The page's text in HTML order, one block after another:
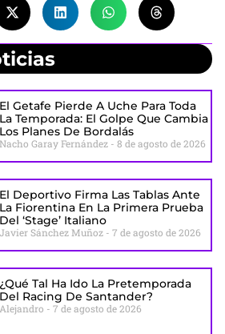
El Getafe Pierde A Uche Para Toda
La Temporada: El Golpe Que Cambia
Los Planes De Bordalás
Nacho Garay Fernández 8 de agosto de 2026
El Deportivo Firma Las Tablas Ante
La Fiorentina En La Primera Prueba
Del ‘stage’ Italiano
Javier Sánchez Muñoz 7 de agosto de 2026
¿Qué Tal Ha Ido La Pretemporada
Del Racing De Santander?
Alejandro 7 de agosto de 2026